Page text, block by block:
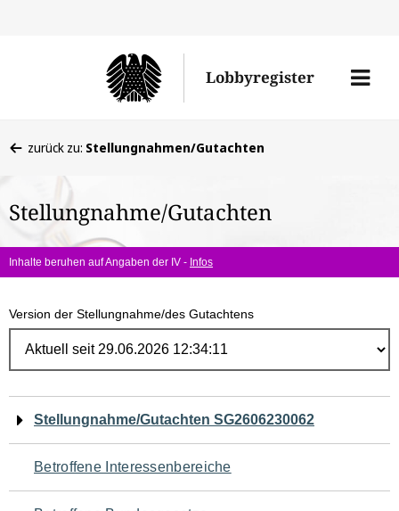
Lobbyregister
Menü
befinden
hier:
zurück zu: Stellungnahmen/Gutachten
Stellungnahme/Gutachten
Inhalte beruhen auf Angaben der IV - Infos
Version der Stellungnahme/des Gutachtens
Navigation
für
den
Stellungnahme/Gutachten SG2606230062
Betroffene Interessenbereiche